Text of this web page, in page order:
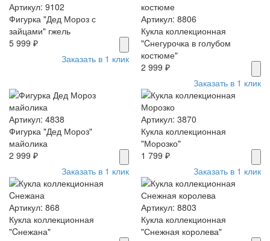
Артикул: 9102
Фигурка "Дед Мороз с
зайцами" гжель
5 999 ₽
Заказать в 1 клик
Артикул: 8806
Кукла коллекционная
"Cнегурочка в голубом
костюме"
2 999 ₽
Заказать в 1 клик
Артикул: 4838
Фигурка "Дед Мороз"
майолика
2 999 ₽
Заказать в 1 клик
Артикул: 3870
Кукла коллекционная
"Морозко"
1 799 ₽
Заказать в 1 клик
Артикул: 868
Кукла коллекционная
"Cнежана"
Артикул: 8803
Кукла коллекционная
"Снежная королева"